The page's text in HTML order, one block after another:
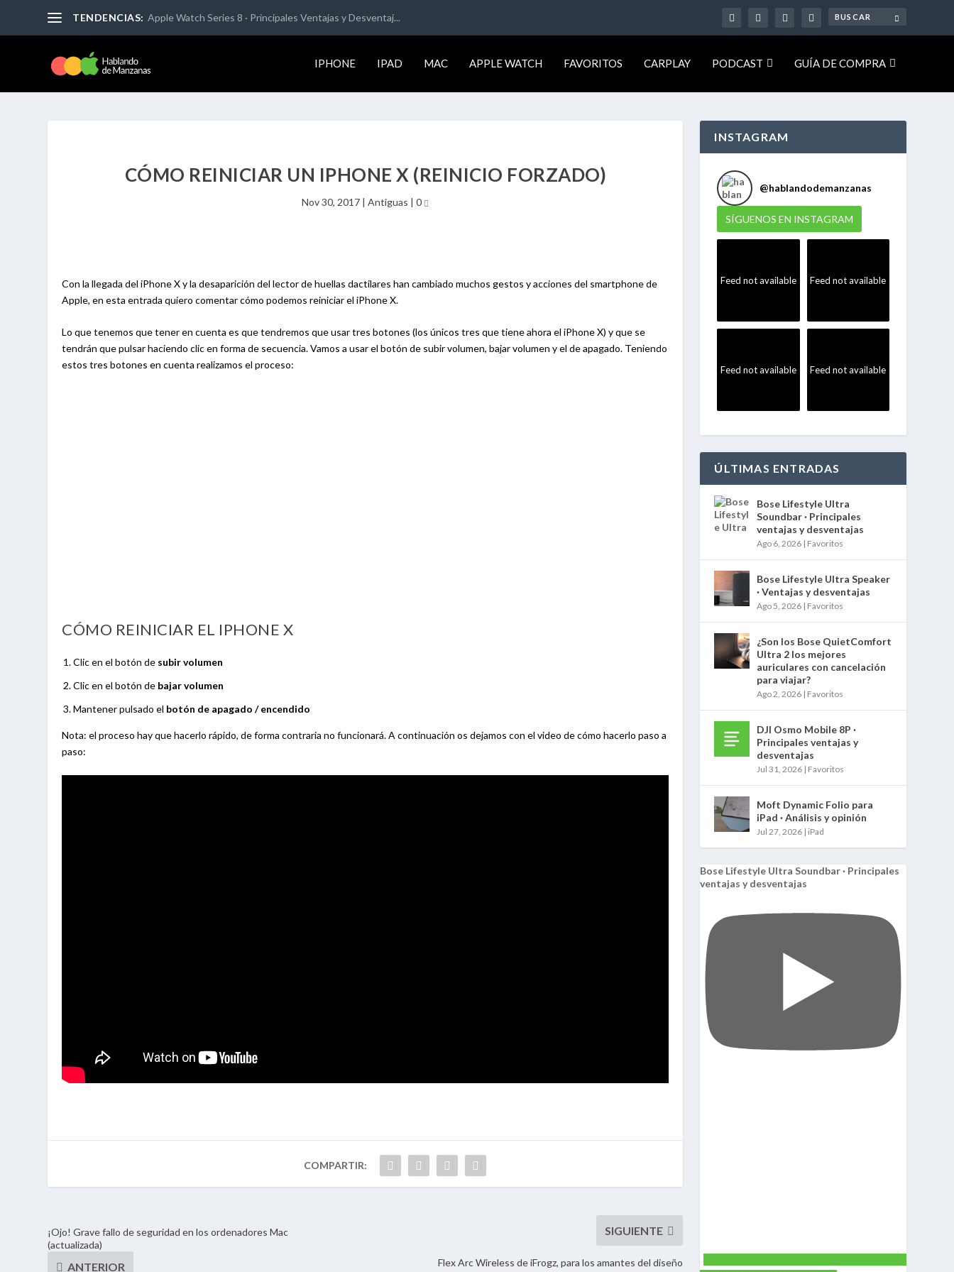
TENDENCIAS: Apple Watch Series 8 · Principales Ventajas y Desventaj...
IPHONE IPAD MAC APPLE WATCH FAVORITOS CARPLAY PODCAST GUÍA DE COMPRA
CÓMO REINICIAR UN IPHONE X (REINICIO FORZADO)
Nov 30, 2017 |Antiguas |0
Con la llegada del iPhone X y la desaparición del lector de huellas dactilares han cambiado muchos gestos y acciones del smartphone de
Apple, en esta entrada quiero comentar cómo podemos reiniciar el iPhone X.
Lo que tenemos que tener en cuenta es que tendremos que usar tres botones (los únicos tres que tiene ahora el iPhone X) y que se
tendrán que pulsar haciendo clic en forma de secuencia. Vamos a usar el botón de subir volumen, bajar volumen y el de apagado. Teniendo
estos tres botones en cuenta realizamos el proceso:
CÓMO REINICIAR EL IPHONE X
Clic en el botón de subir volumen
Clic en el botón de bajar volumen
Mantener pulsado el botón de apagado / encendido
Nota: el proceso hay que hacerlo rápido, de forma contraria no funcionará. A continuación os dejamos con el video de cómo hacerlo paso a
paso:
¡Ojo! Grave fallo de seguridad en los ordenadores Mac
(actualizada)
Flex Arc Wireless de iFrogz, para los amantes del diseño
INSTAGRAM
@hablandodemanzanas
SÍGUENOS EN INSTAGRAM
Feed not available Feed not available
Feed not available Feed not available
ÚLTIMAS ENTRADAS
Bose Lifestyle Ultra
Soundbar · Principales
ventajas y desventajas
Ago 6, 2026 | Favoritos
Bose Lifestyle Ultra Speaker
· Ventajas y desventajas
Ago 5, 2026 | Favoritos
¿Son los Bose QuietComfort
Ultra 2 los mejores
auriculares con cancelación
para viajar?
Ago 2, 2026 | Favoritos
DJI Osmo Mobile 8P ·
Principales ventajas y
desventajas
Jul 31, 2026 | Favoritos
Moft Dynamic Folio para
iPad · Análisis y opinión
Jul 27, 2026 | iPad
Bose Lifestyle Ultra Soundbar · Principales
ventajas y desventajas